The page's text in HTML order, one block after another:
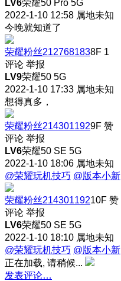
LV6荣耀50 Pro 5G
2022-1-10 12:58 属地未知
今晚就知道了
荣耀粉丝2127681838F 1
评论 举报
LV9荣耀50 5G
2022-1-10 17:33 属地未知
想得真多，
荣耀粉丝2143011929F 赞
评论 举报
LV6荣耀50 SE 5G
2022-1-10 18:06 属地未知
@荣耀玩机技巧 @版本小新
荣耀粉丝21430119210F 赞
评论 举报
LV6荣耀50 SE 5G
2022-1-10 18:10 属地未知
@荣耀玩机技巧 @版本小新
正在加载, 请稍候...
发表评论…